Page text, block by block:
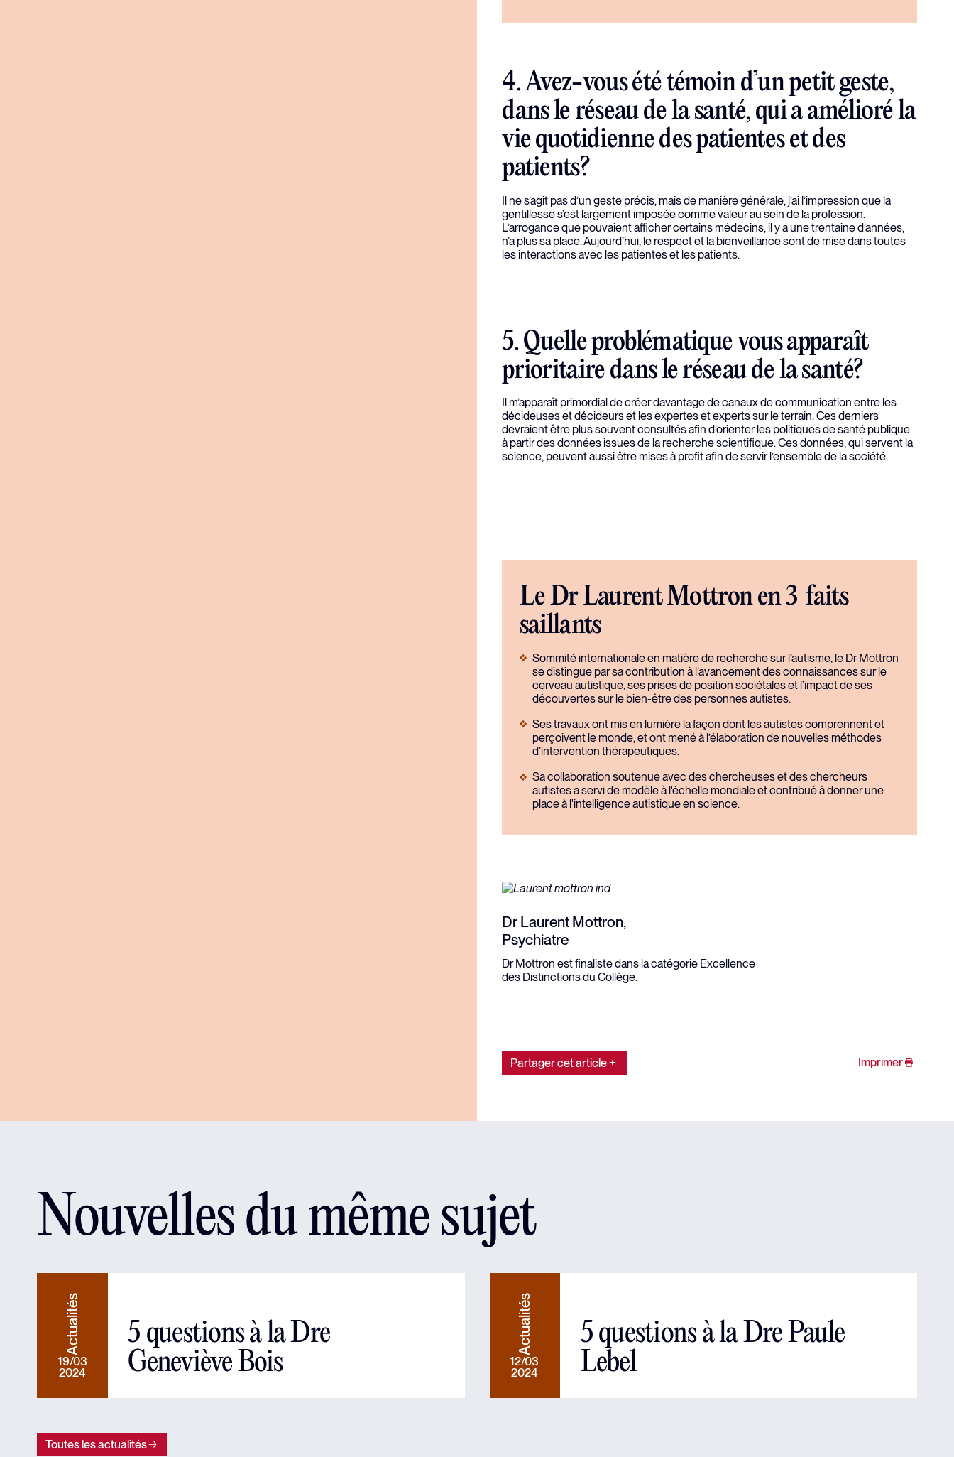
4. Avez-vous été témoin d’un petit geste,
dans le réseau de la santé, qui a amélioré la
vie quotidienne des patientes et des
patients?
Il ne s’agit pas d’un geste précis, mais de manière générale, j’ai l’impression que la
gentillesse s’est largement imposée comme valeur au sein de la profession.
L’arrogance que pouvaient afficher certains médecins, il y a une trentaine d’années,
n’a plus sa place. Aujourd’hui, le respect et la bienveillance sont de mise dans toutes
les interactions avec les patientes et les patients.
5. Quelle problématique vous apparaît
prioritaire dans le réseau de la santé?
Il m’apparaît primordial de créer davantage de canaux de communication entre les
décideuses et décideurs et les expertes et experts sur le terrain. Ces derniers
devraient être plus souvent consultés afin d’orienter les politiques de santé publique
à partir des données issues de la recherche scientifique. Ces données, qui servent la
science, peuvent aussi être mises à profit afin de servir l’ensemble de la société.
Le Dr Laurent Mottron en 3 faits
saillants
Sommité internationale en matière de recherche sur l’autisme, le Dr Mottron
se distingue par sa contribution à l’avancement des connaissances sur le
cerveau autistique, ses prises de position sociétales et l’impact de ses
découvertes sur le bien-être des personnes autistes.
Ses travaux ont mis en lumière la façon dont les autistes comprennent et
perçoivent le monde, et ont mené à l’élaboration de nouvelles méthodes
d’intervention thérapeutiques.
Sa collaboration soutenue avec des chercheuses et des chercheurs
autistes a servi de modèle à l'échelle mondiale et contribué à donner une
place à l'intelligence autistique en science.
Dr Laurent Mottron,
Psychiatre
Dr Mottron est finaliste dans la catégorie Excellence
des Distinctions du Collège.
Partager cet article Imprimer
Nouvelles du même sujet
Actualités
19/03
2024
5 questions à la Dre
Geneviève Bois
Actualités
12/03
2024
5 questions à la Dre Paule
Lebel
Toutes les actualités